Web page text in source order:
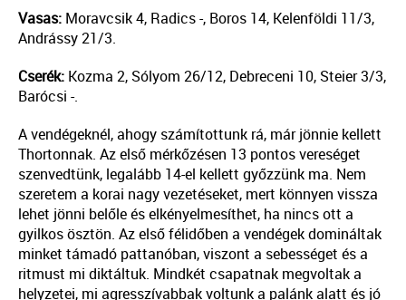
Vasas: Moravcsik 4, Radics -, Boros 14, Kelenföldi 11/3,
Andrássy 21/3.
Cserék: Kozma 2, Sólyom 26/12, Debreceni 10, Steier 3/3,
Barócsi -.
A vendégeknél, ahogy számítottunk rá, már jönnie kellett
Thortonnak. Az első mérkőzésen 13 pontos vereséget
szenvedtünk, legalább 14-el kellett győzzünk ma. Nem
szeretem a korai nagy vezetéseket, mert könnyen vissza
lehet jönni belőle és elkényelmesíthet, ha nincs ott a
gyilkos ösztön. Az első félidőben a vendégek domináltak
minket támadó pattanóban, viszont a sebességet és a
ritmust mi diktáltuk. Mindkét csapatnak megvoltak a
helyzetei, mi agresszívabbak voltunk a palánk alatt és jó